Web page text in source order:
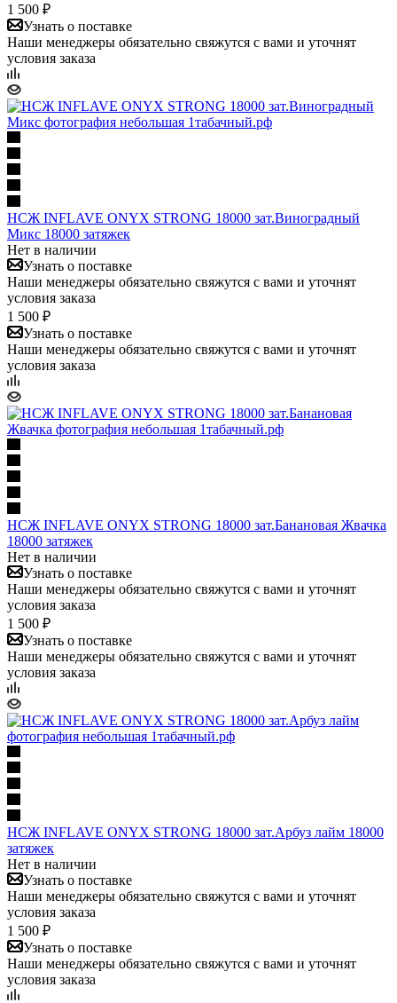
1 500 ₽
Узнать о поставке
Наши менеджеры обязательно свяжутся с вами и уточнят
условия заказа
НСЖ INFLAVE ONYX STRONG 18000 зат.Виноградный
Микс 18000 затяжек
Нет в наличии
Узнать о поставке
Наши менеджеры обязательно свяжутся с вами и уточнят
условия заказа
1 500 ₽
Узнать о поставке
Наши менеджеры обязательно свяжутся с вами и уточнят
условия заказа
НСЖ INFLAVE ONYX STRONG 18000 зат.Банановая Жвачка
18000 затяжек
Нет в наличии
Узнать о поставке
Наши менеджеры обязательно свяжутся с вами и уточнят
условия заказа
1 500 ₽
Узнать о поставке
Наши менеджеры обязательно свяжутся с вами и уточнят
условия заказа
НСЖ INFLAVE ONYX STRONG 18000 зат.Арбуз лайм 18000
затяжек
Нет в наличии
Узнать о поставке
Наши менеджеры обязательно свяжутся с вами и уточнят
условия заказа
1 500 ₽
Узнать о поставке
Наши менеджеры обязательно свяжутся с вами и уточнят
условия заказа